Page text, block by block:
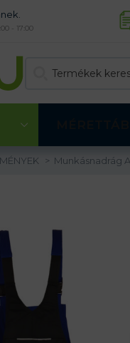
- 17:00
Munkásnadrág